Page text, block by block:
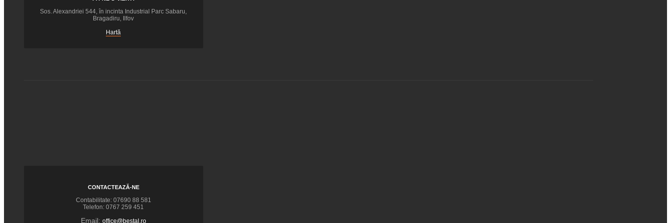
Sos. Alexandriei 544, în incinta Industrial Parc Sabaru,
Bragadiru, Ilfov
Hartă
CONTACTEAZĂ-NE
Contabilitate: 07690 88 581
Telefon: 0767 259 451
Email: office@bestal.ro